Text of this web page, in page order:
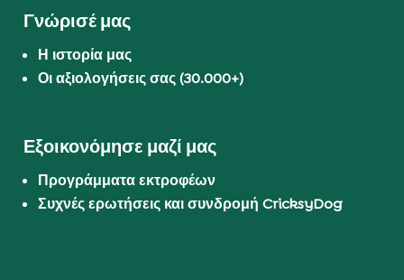
Γνώρισέ μας
Η ιστορία μας
Οι αξιολογήσεις σας (30.000+)
Εξοικονόμησε μαζί μας
Προγράμματα εκτροφέων
Συχνές ερωτήσεις και συνδρομή CricksyDog